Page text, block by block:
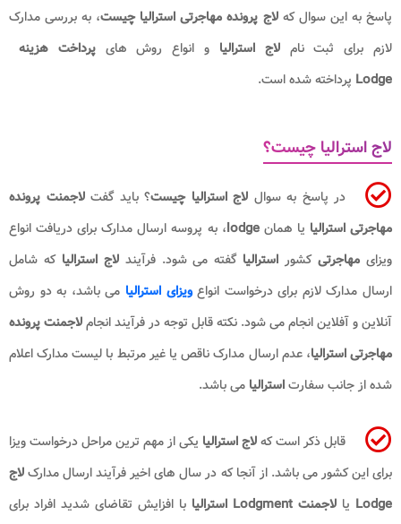
پاسخ به این سوال کهلاج پرونده مهاجرتی استرالیا چیست، به بررسی مدارک
لازم برای ثبت ناملاج استرالیا و انواع روش هایپرداخت هزینه
Lodge پرداخته شده است.
لاج استرالیا چیست؟
در پاسخ به سوال لاج استرالیا چیست؟ باید گفتلاجمنت پرونده
مهاجرتی استرالیا یا همانlodge، به پروسه ارسال مدارک برای دریافت انواع
ویزای مهاجرتیکشور استرالیا گفته می شود. فرآیندلاج استرالیا که شامل
ارسال مدارک لازم برای درخواست انواعویزای استرالیا می باشد، به دو روش
آنلاین و آفلاین انجام می ‌شود. نکته قابل توجه در فرآیند انجاملاجمنت پرونده
مهاجرتی استرالیا، عدم ارسال مدارک ناقص یا غیر مرتبط با لیست مدارک اعلام
شده از جانب سفارتاسترالیا می باشد.
قابل ذکر است کهلاج استرالیا یکی از مهم ‌ترین مراحل درخواست ویزا
برای این کشور می باشد. از آنجا که در سال ‌های اخیر فرآیند ارسال مدارکلاج
Lodge یا لاجمنت Lodgment استرالیا
با افزایش تقاضای شدید افراد برای